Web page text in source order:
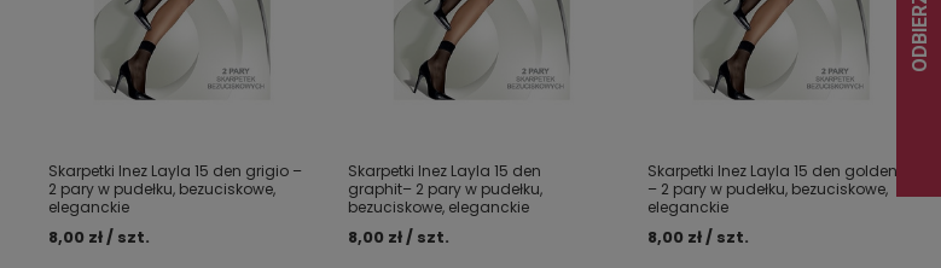
Skarpetki Inez Layla 15 den grigio –
2 pary w pudełku, bezuciskowe,
eleganckie
8,00 zł / szt.
Skarpetki Inez Layla 15 den
graphit– 2 pary w pudełku,
bezuciskowe, eleganckie
8,00 zł / szt.
Skarpetki Inez Layla 15 den golden
– 2 pary w pudełku, bezuciskowe,
eleganckie
8,00 zł / szt.